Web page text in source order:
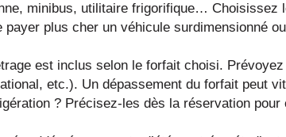
minibus, utilitaire frigorifique… Choisissez
payer plus cher un véhicule surdimensionné
est inclus selon le forfait choisi.
etc.). Un dépassement du forfait peut
? Précisez-les dès la réservation pour